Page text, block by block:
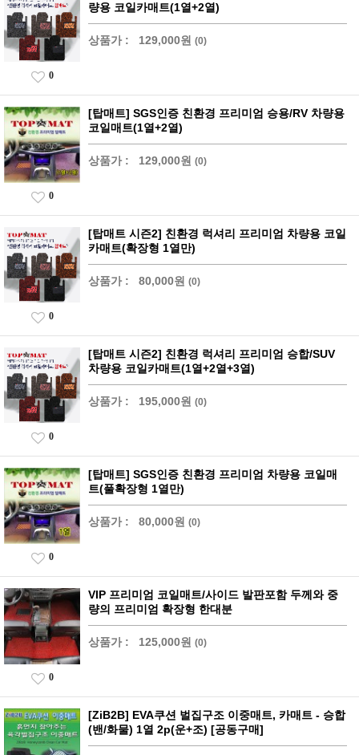
량용 코일카매트(1열+2열)
상품가 : 129,000원 (0)
0
[탑매트] SGS인증 친환경 프리미엄 승용/RV 차량용
코일매트(1열+2열)
상품가 : 129,000원 (0)
0
[탑매트 시즌2] 친환경 럭셔리 프리미엄 차량용 코일
카매트(확장형 1열만)
상품가 : 80,000원 (0)
0
[탑매트 시즌2] 친환경 럭셔리 프리미엄 승합/SUV
차량용 코일카매트(1열+2열+3열)
상품가 : 195,000원 (0)
0
[탑매트] SGS인증 친환경 프리미엄 차량용 코일매
트(풀확장형 1열만)
상품가 : 80,000원 (0)
0
VIP 프리미엄 코일매트/사이드 발판포함 두께와 중
량의 프리미엄 확장형 한대분
상품가 : 125,000원 (0)
0
[ZiB2B] EVA쿠션 벌집구조 이중매트, 카매트 - 승합
(밴/화물) 1열 2p(운+조) [공동구매]